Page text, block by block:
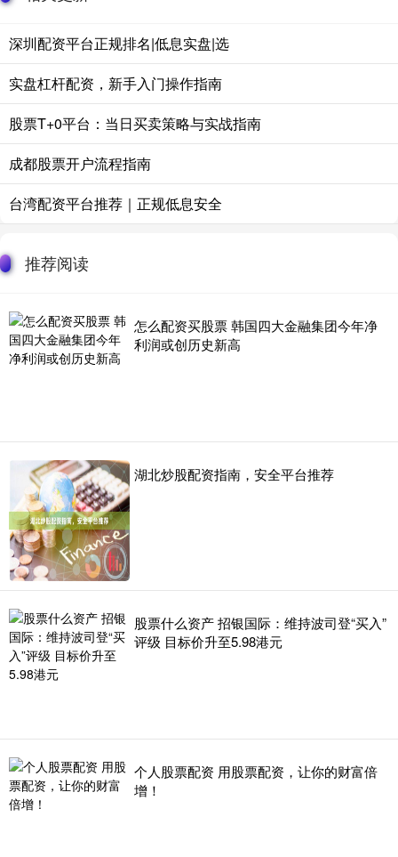
深圳配资平台正规排名|低息实盘|选
实盘杠杆配资，新手入门操作指南
股票T+0平台：当日买卖策略与实战指南
成都股票开户流程指南
台湾配资平台推荐｜正规低息安全
推荐阅读
怎么配资买股票 韩国四大金融集团今年净
利润或创历史新高
湖北炒股配资指南，安全平台推荐
股票什么资产 招银国际：维持波司登“买入”
评级 目标价升至5.98港元
个人股票配资 用股票配资，让你的财富倍
增！